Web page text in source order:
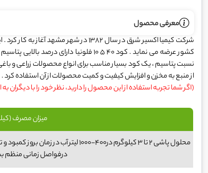
معرفی محصول
شرکت کیمیا اکسیر شرق در سال 1382 در
کشور عرضه می نماید . کود 40 5 10 فلونیا
نسبت پتاسیم ، یک کود بسیار مناسب برای انواع محصولات زراعی و
از منبع به مخزن و افزایش کیفیت و کمیت محصولات از آن استفاده کرد .
(اگر شما تجربه استفاده از این محصول را دارید، نظر خود را با دیگران
میزان مصرف
درفواصل زمانی منظم